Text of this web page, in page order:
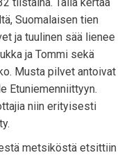
Suomalaisen tien
ja tuulinen sää lienee
ja Tommi sekä
Musta pilvet antoivat
Etuniemenniittyyn.
niin erityisesti
metsiköstä etsittiin